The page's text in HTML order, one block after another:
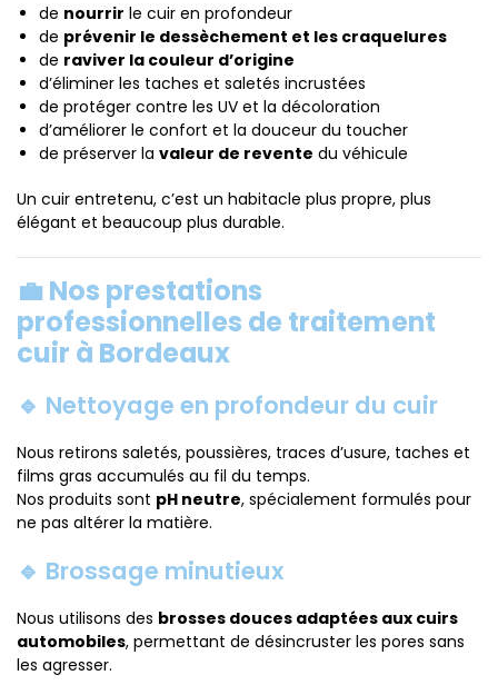
de nourrir le cuir en profondeur
de prévenir le dessèchement et les craquelures
de raviver la couleur d’origine
d’éliminer les taches et saletés incrustées
de protéger contre les UV et la décoloration
d’améliorer le confort et la douceur du toucher
de préserver la valeur de revente du véhicule
Un cuir entretenu, c’est un habitacle plus propre, plus
élégant et beaucoup plus durable.
💼 Nos prestations
professionnelles de traitement
cuir à Bordeaux
🔹 Nettoyage en profondeur du cuir
Nous retirons saletés, poussières, traces d’usure, taches et
films gras accumulés au fil du temps.
Nos produits sont pH neutre, spécialement formulés pour
ne pas altérer la matière.
🔹 Brossage minutieux
Nous utilisons des brosses douces adaptées aux cuirs
automobiles, permettant de désincruster les pores sans
les agresser.